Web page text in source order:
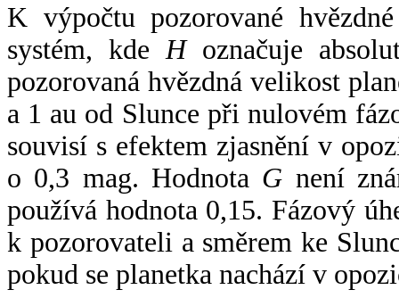
K výpočtu pozorované
systém, kde Hoznačuje
pozorovaná hvězdná velikost
a 1 au od Slunce při nulovém
souvisí s efektem zjasnění v
o 0,3 mag. Hodnota G není
používá hodnota 0,15. Fázový
k pozorovateli a směrem ke
pokud se planetka nachází v